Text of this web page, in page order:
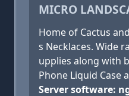
MICRO
Home of Cactus
s Necklaces. Wide
upplies along with
Phone Liquid Case
Server software: